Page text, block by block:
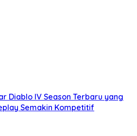
Diablo IV Season Terbaru yang
Semakin Kompetitif